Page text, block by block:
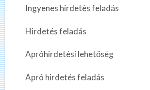
Ingyenes hirdetés feladás
Hirdetés feladás
Apróhirdetési lehetőség
Apró hirdetés feladás